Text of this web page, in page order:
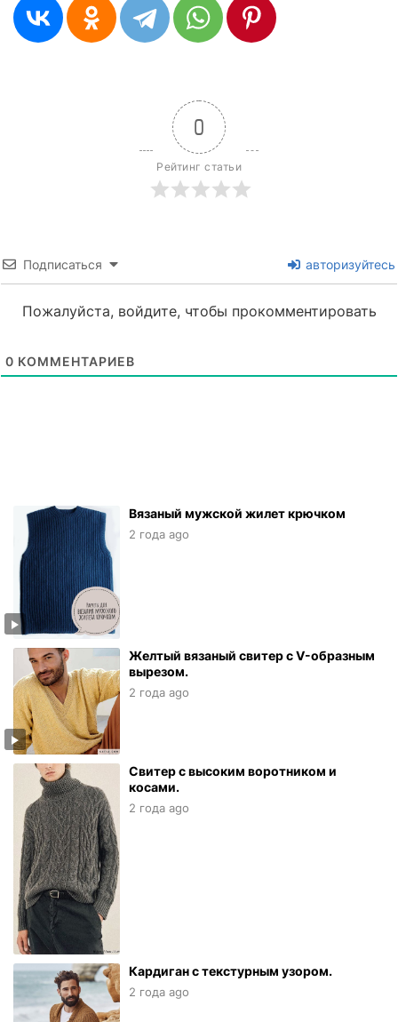
0
Рейтинг статьи
Подписаться авторизуйтесь
Пожалуйста, войдите, чтобы прокомментировать
0 КОММЕНТАРИЕВ
Вязаный мужской жилет крючком
2 года ago
Желтый вязаный свитер с V-образным
вырезом.
2 года ago
Свитер с высоким воротником и
косами.
2 года ago
Кардиган с текстурным узором.
2 года ago